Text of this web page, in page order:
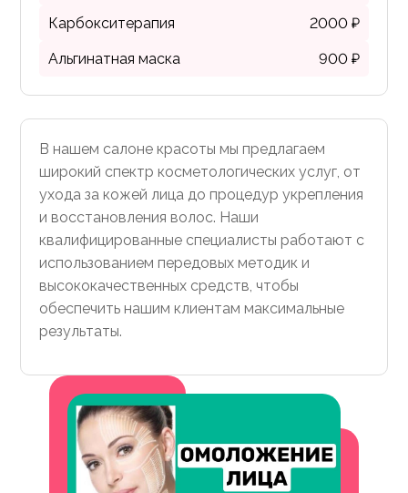
Карбокситерапия 2000 ₽
Альгинатная маска 900 ₽
В нашем салоне красоты мы предлагаем
широкий спектр косметологических услуг, от
ухода за кожей лица до процедур укрепления
и восстановления волос. Наши
квалифицированные специалисты работают с
использованием передовых методик и
высококачественных средств, чтобы
обеспечить нашим клиентам максимальные
результаты.